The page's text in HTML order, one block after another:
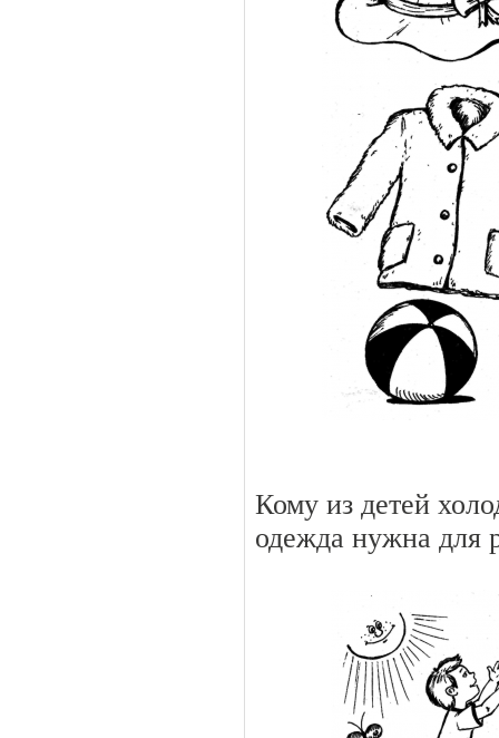
Кому из детей
одежда нужна для